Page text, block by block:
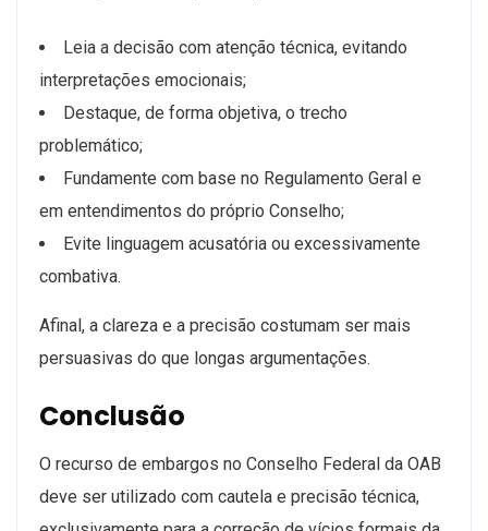
Leia a decisão com atenção técnica, evitando
interpretações emocionais;
Destaque, de forma objetiva, o trecho
problemático;
Fundamente com base no Regulamento Geral e
em entendimentos do próprio Conselho;
Evite linguagem acusatória ou excessivamente
combativa.
Afinal, a clareza e a precisão costumam ser mais
persuasivas do que longas argumentações.
Conclusão
O recurso de embargos no Conselho Federal da OAB
deve ser utilizado com cautela e precisão técnica,